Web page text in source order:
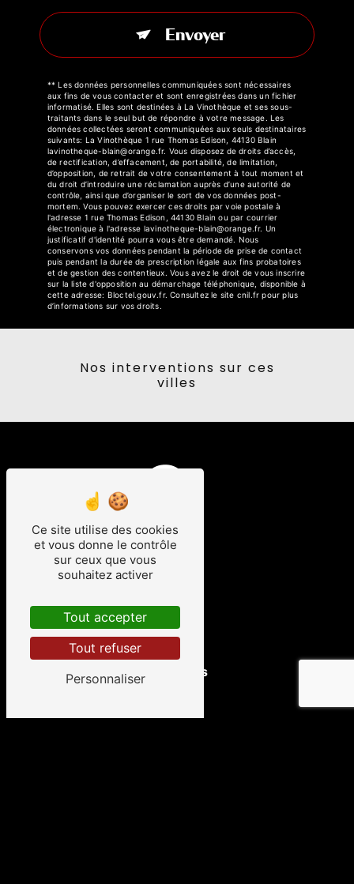
Envoyer
** Les données personnelles communiquées sont nécessaires
aux fins de vous contacter et sont enregistrées dans un fichier
informatisé. Elles sont destinées à La Vinothèque et ses sous-
traitants dans le seul but de répondre à votre message. Les
données collectées seront communiquées aux seuls destinataires
suivants: La Vinothèque 1 rue Thomas Edison, 44130 Blain
lavinotheque-blain@orange.fr. Vous disposez de droits d’accès,
de rectification, d’effacement, de portabilité, de limitation,
d’opposition, de retrait de votre consentement à tout moment et
du droit d’introduire une réclamation auprès d’une autorité de
contrôle, ainsi que d’organiser le sort de vos données post-
mortem. Vous pouvez exercer ces droits par voie postale à
l'adresse 1 rue Thomas Edison, 44130 Blain ou par courrier
électronique à l'adresse lavinotheque-blain@orange.fr. Un
justificatif d'identité pourra vous être demandé. Nous
conservons vos données pendant la période de prise de contact
puis pendant la durée de prescription légale aux fins probatoires
et de gestion des contentieux. Vous avez le droit de vous inscrire
sur la liste d'opposition au démarchage téléphonique, disponible à
cette adresse: Bloctel.gouv.fr. Consultez le site cnil.fr pour plus
d’informations sur vos droits.
Nos interventions sur ces
villes
Héric
La Grigonnais
Ce site utilise des cookies
et vous donne le contrôle
sur ceux que vous
souhaitez activer
Tout accepter
Tout refuser
Personnaliser